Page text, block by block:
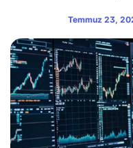
Temmuz 23,